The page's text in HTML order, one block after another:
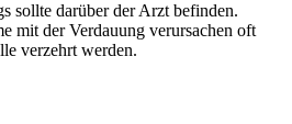
sollte darüber der Arzt befinden.
mit der Verdauung verursachen oft
verzehrt werden.